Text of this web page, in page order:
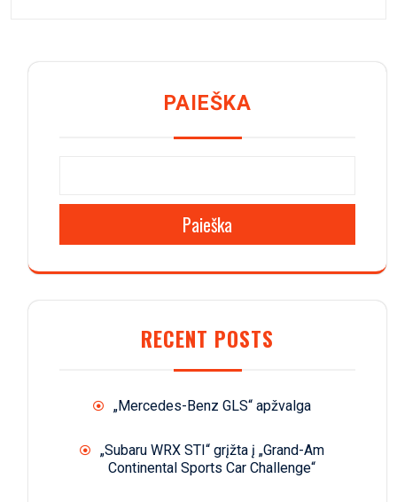
PAIEŠKA
Paieška
RECENT POSTS
„Mercedes-Benz GLS“ apžvalga
„Subaru WRX STI“ grįžta į „Grand-Am
Continental Sports Car Challenge“